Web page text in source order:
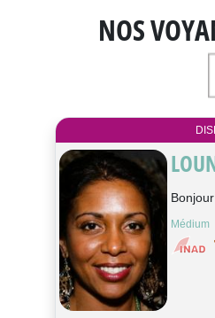
NOS
Médium